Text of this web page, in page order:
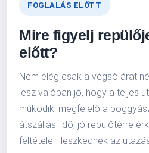
FOGLALÁS ELŐTT
Mire figyelj
előtt?
Nem elég csak a végső árat
lesz valóban jó, hogy a teljes
működik: megfelelő a
átszállási idő, jó repülőtérre
feltételei illeszkednek az